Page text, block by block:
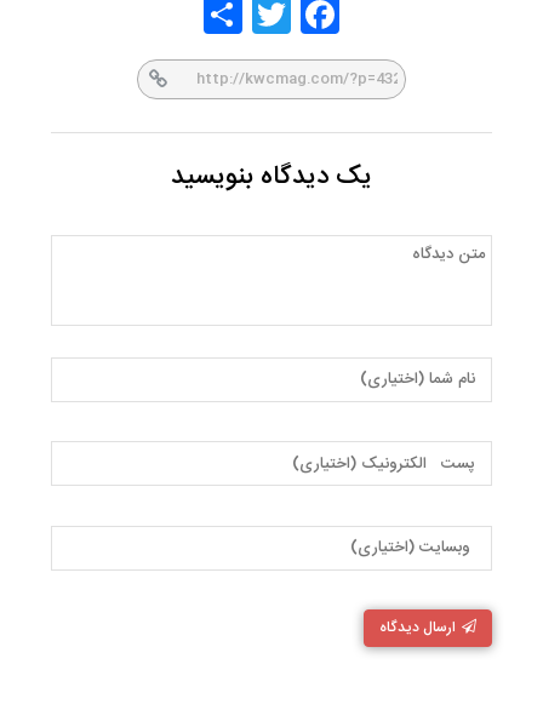
Face
Twitt
یک دیدگاه بنویسید
ارسال دیدگاه